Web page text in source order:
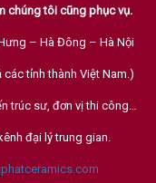
chúng tôi cũng phục vụ.
– Hà Đông – Hà Nội
tỉnh thành Việt Nam.)
trúc sư, đơn vị thi công…
đại lý trung gian.